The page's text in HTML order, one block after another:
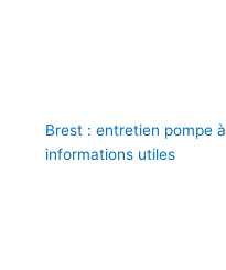
Brest : entretien pompe
informations utiles